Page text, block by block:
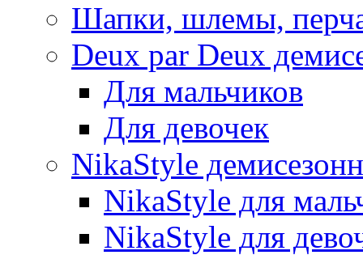
Шапки, шлемы,
Deux par Deux
Для мальчиков
Для девочек
NikaStyle
NikaStyle для
NikaStyle для